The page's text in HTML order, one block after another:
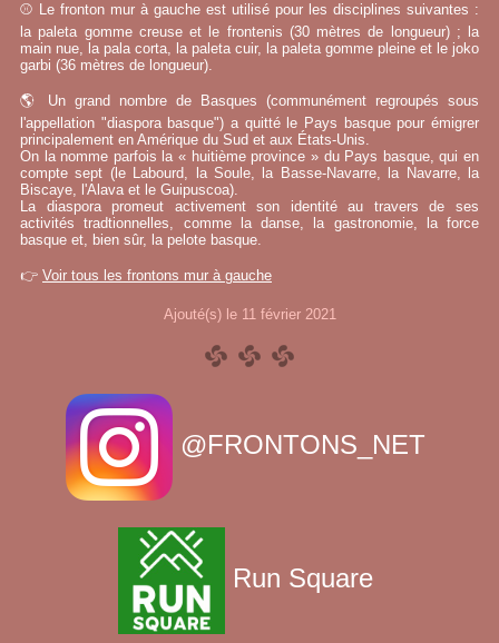
⚾ Le fronton mur à gauche est utilisé pour les disciplines suivantes :
la paleta gomme creuse et le frontenis (30 mètres de longueur) ; la
main nue, la pala corta, la paleta cuir, la paleta gomme pleine et le joko
garbi (36 mètres de longueur).
🌎 Un grand nombre de Basques (communément regroupés sous
l'appellation "diaspora basque") a quitté le Pays basque pour émigrer
principalement en Amérique du Sud et aux États-Unis.
On la nomme parfois la « huitième province » du Pays basque, qui en
compte sept (le Labourd, la Soule, la Basse-Navarre, la Navarre, la
Biscaye, l'Alava et le Guipuscoa).
La diaspora promeut activement son identité au travers de ses
activités tradtionnelles, comme la danse, la gastronomie, la force
basque et, bien sûr, la pelote basque.
👉 Voir tous les frontons mur à gauche
Ajouté(s) le 11 février 2021
@FRONTONS_NET
Run Square